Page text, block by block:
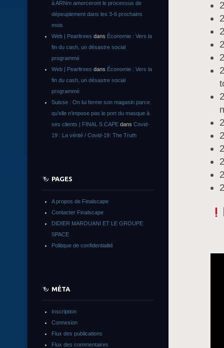
à ARNm amorceront le processus de
dépeuplement dans les 3-6 prochains
mois
Web | Pearltrees dans Économie : Vers la
fin du cash, un désastre social
programmé
Web | Pearltrees dans Économie : Vers la
fin du cash, un désastre social
programmé
Suisse : On lui ferme son magasin parce
qu’elle n’impose pas le port du masque à
ses clients | FINAL S CAPE dans Covid-
19 : La vérité / Covid-19: The Truth
PAGES
A propos de Finalscape
Contacter Finalscape
DIDIER MAROUANI ET LE GROUPE
SPACE
Politique de confidentialité
MÉTA
Inscription
Connexion
Flux des publications
Flux des commentaires